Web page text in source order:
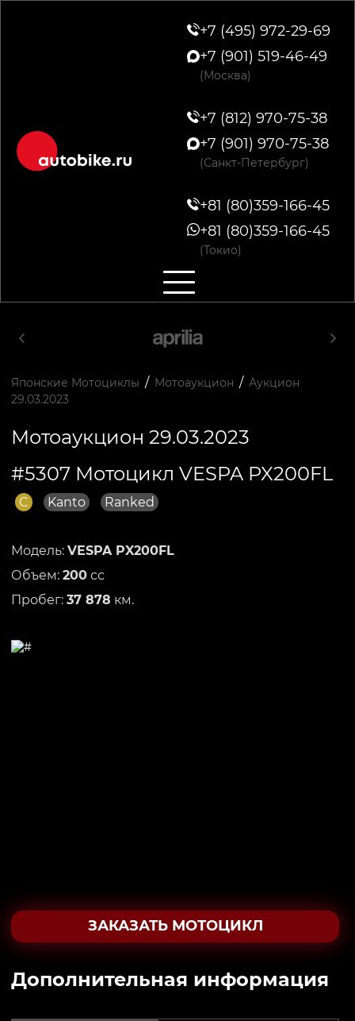
+7 (495) 972-29-69
+7 (901) 519-46-49
(Москва)
+7 (812) 970-75-38
+7 (901) 970-75-38
(Санкт-Петербург)
+81 (80)359-166-45
+81 (80)359-166-45
(Токио)
Японские Мотоциклы / Мотоаукцион / Аукцион
29.03.2023
Мотоаукцион 29.03.2023
#5307 Мотоцикл VESPA PX200FL
C Kanto Ranked
Модель: VESPA PX200FL
Объем: 200 сс
Пробег: 37 878 км.
ЗАКАЗАТЬ МОТОЦИКЛ
Дополнительная информация